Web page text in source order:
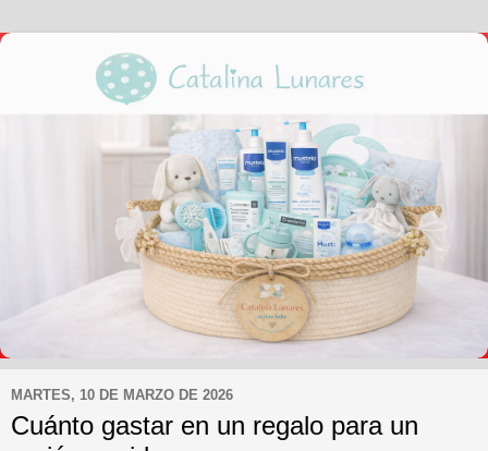
MARTES, 10 DE MARZO DE 2026
Cuánto gastar en un regalo para un